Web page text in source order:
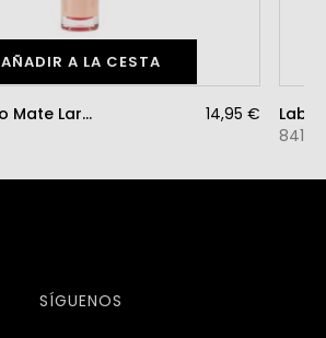
AÑADIR A LA CESTA
Labial Liquido Mate Larga Duración N. 2 CORAL
14,95 €
84130
SÍGUENOS